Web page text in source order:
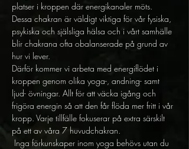
platser i kroppen där energikanaler möts.
Dessa chakran är väldigt viktiga för vår fysiska,
psykiska och själsliga hälsa och i vårt samhälle
blir chakrana ofta obalanserade på grund av
hur vi lever.
Därför kommer vi arbeta med energiflödet i
kroppen genom olika yoga-, andning- samt
ljud- övningar. Allt för att väcka igång och
frigöra energin så att den får flöda mer fritt i vår
kropp. Varje tillfälle fokuserar på extra särskilt
på ett av våra 7 huvudchakran.
Inga förkunskaper inom yoga behövs utan du